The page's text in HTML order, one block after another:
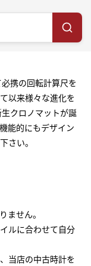
携の回転計算尺を
以来様々な進化を
クロノマットが誕
能的にもデザイン
さい。
ません。
ルに合わせて自分
当店の中古時計を